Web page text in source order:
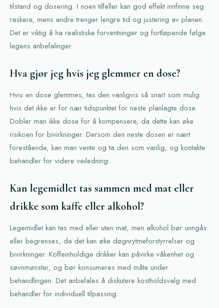
tilstand og dosering. I noen tilfeller kan god effekt innfinne seg
raskere, mens andre trenger lengre tid og justering av planen.
Det er viktig å ha realistiske forventninger og fortløpende følge
legens anbefalinger.
Hva gjør jeg hvis jeg glemmer en dose?
Hvis en dose glemmes, tas den vanligvis så snart som mulig
hvis det ikke er for nær tidspunktet for neste planlagte dose.
Dobler man ikke dose for å kompensere, da dette kan øke
risikoen for bivirkninger. Dersom den neste dosen er nært
forestående, kan man vente og ta den som vanlig, og kontakte
behandler for videre veiledning.
Kan legemidlet tas sammen med mat eller
drikke som kaffe eller alkohol?
Legemidlet kan tas med eller uten mat, men alkohol bør unngås
eller begrenses, da det kan øke døgnrytmeforstyrrelser og
bivirkninger. Koffeinholdige drikker kan påvirke våkenhet og
søvnmønster, og bør konsumeres med måte under
behandlingen. Det anbefales å diskutere kostholdsvalg med
behandler for individuell tilpassing.